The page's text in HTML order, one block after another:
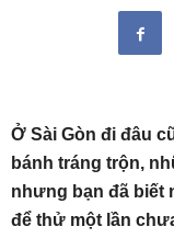
Ở Sài Gòn đi đâu
bánh tráng trộn,
nhưng bạn đã biết
để thử một lần